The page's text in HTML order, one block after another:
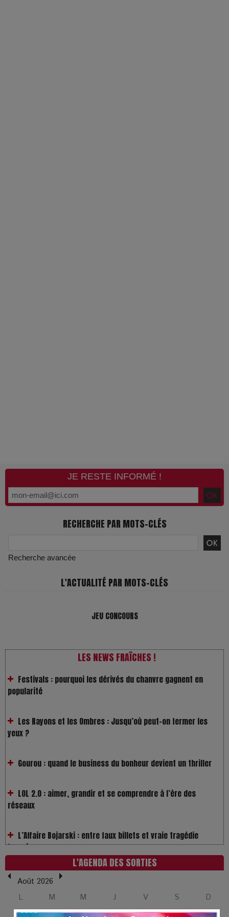
JE RESTE INFORMÉ !
RECHERCHE PAR MOTS-CLÉS
Recherche avancée
L'ACTUALITÉ PAR MOTS-CLÉS
JEU CONCOURS
LES NEWS FRAÎCHES !
VivaTech 2026 : l’instant où l’opéra bascule dans l’ère des
Festivals : pourquoi les dérivés du chanvre gagnent en
Les Rayons et les Ombres : Jusqu’où peut-on fermer les
Gourou : quand le business du bonheur devient un thriller
LOL 2.0 : aimer, grandir et se comprendre à l’ère des
L’Affaire Bojarski : entre faux billets et vraie tragédie
L’or blanc à la croisée des chemins : Rumilly interroge
l’avenir de la montagne française
La Femme de Ménage : Plongez dans le thriller
psychologique qui a conquis le monde !
L'AGENDA DES SORTIES
Août 2026
L
M M J V S
D
1
2